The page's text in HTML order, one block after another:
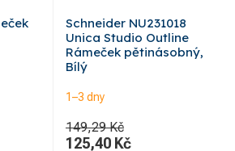
Schneider NU231018
Unica Studio Outline
Rámeček pětinásobný,
Bílý
1–3 dny
149,29 Kč
125,40 Kč